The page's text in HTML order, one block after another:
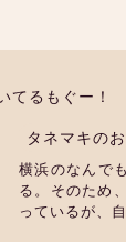
てるもぐー！
タネマキの
横浜のなんで
る。そのため
っているが、